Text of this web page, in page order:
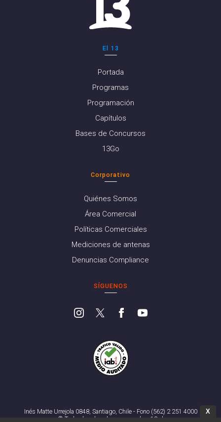
El 13
Portada
Programas
Programación
Capítulos
Bases de Concursos
13Go
Corporativo
Quiénes Somos
Área Comercial
Políticas Comerciales
Mediciones de antenas
Denuncias Compliance
SÍGUENOS
Inés Matte Urrejola 0848, Santiago, Chile - Fono (562) 2 251 4000
© Todos los derechos reservados. 13.cl
X